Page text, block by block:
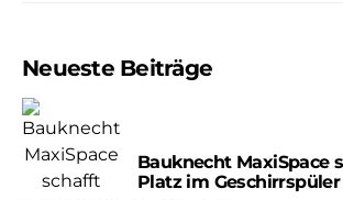
Neueste Beiträge
Bauknecht MaxiSpace
Platz im Geschirrspüler